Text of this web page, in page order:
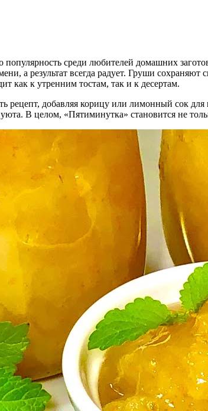
среди любителей домашних
а результат всегда радует. Груши
как к утренним тостам, так и к десертам.
рецепт, добавляя корицу или лимонный сок
В целом, «Пятиминутка» становится не